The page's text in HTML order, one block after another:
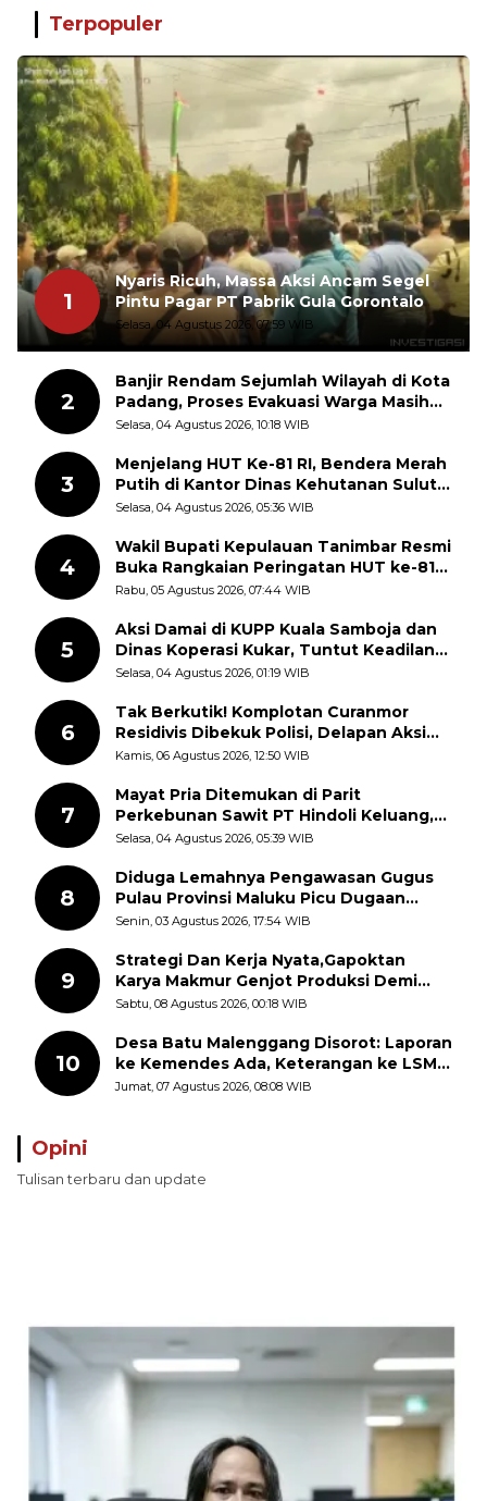
Terpopuler
1
Nyaris Ricuh, Massa Aksi Ancam Segel
Pintu Pagar PT Pabrik Gula Gorontalo
Selasa, 04 Agustus 2026, 07:59 WIB
2
Banjir Rendam Sejumlah Wilayah di Kota
Padang, Proses Evakuasi Warga Masih
Berlangsung
Selasa, 04 Agustus 2026, 10:18 WIB
3
Menjelang HUT Ke-81 RI, Bendera Merah
Putih di Kantor Dinas Kehutanan Sulut
Disorot Warga
Selasa, 04 Agustus 2026, 05:36 WIB
4
Wakil Bupati Kepulauan Tanimbar Resmi
Buka Rangkaian Peringatan HUT ke-81
Kemerdekaan RI, ASN Diajak Perkuat
Rabu, 05 Agustus 2026, 07:44 WIB
5
Aksi Damai di KUPP Kuala Samboja dan
Dinas Koperasi Kukar, Tuntut Keadilan
dan Kesempatan Kerja yang Adil
Selasa, 04 Agustus 2026, 01:19 WIB
6
Tak Berkutik! Komplotan Curanmor
Residivis Dibekuk Polisi, Delapan Aksi
Curanmor Di Candipuro Terungkap
Kamis, 06 Agustus 2026, 12:50 WIB
7
Mayat Pria Ditemukan di Parit
Perkebunan Sawit PT Hindoli Keluang,
Polisi Selidiki Penyebab Kematian
Selasa, 04 Agustus 2026, 05:39 WIB
8
Diduga Lemahnya Pengawasan Gugus
Pulau Provinsi Maluku Picu Dugaan
Pungli terhadap Nelayan Bale-Bale di
Senin, 03 Agustus 2026, 17:54 WIB
9
Strategi Dan Kerja Nyata,Gapoktan
Karya Makmur Genjot Produksi Demi
Swasembada Pangan
Sabtu, 08 Agustus 2026, 00:18 WIB
10
Desa Batu Malenggang Disorot: Laporan
ke Kemendes Ada, Keterangan ke LSM
GMAS Berbeda
Jumat, 07 Agustus 2026, 08:08 WIB
Opini
Tulisan terbaru dan update